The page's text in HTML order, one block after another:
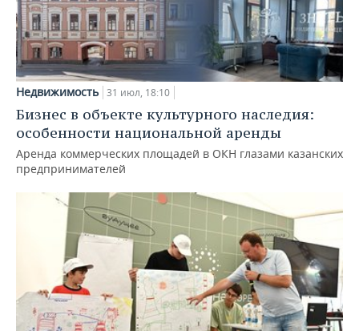
Недвижимость 31 июл, 18:10
Бизнес в объекте культурного наследия:
особенности национальной аренды
Аренда коммерческих площадей в ОКН глазами казанских
предпринимателей